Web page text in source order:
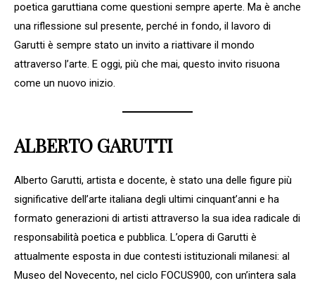
poetica garuttiana come questioni sempre aperte. Ma è anche
una riflessione sul presente, perché in fondo, il lavoro di
Garutti è sempre stato un invito a riattivare il mondo
attraverso l’arte. E oggi, più che mai, questo invito risuona
come un nuovo inizio.
ALBERTO GARUTTI
Alberto Garutti, artista e docente, è stato una delle figure più
significative dell’arte italiana degli ultimi cinquant’anni e ha
formato generazioni di artisti attraverso la sua idea radicale di
responsabilità poetica e pubblica. L’opera di Garutti è
attualmente esposta in due contesti istituzionali milanesi: al
Museo del Novecento, nel ciclo FOCUS900, con un’intera sala